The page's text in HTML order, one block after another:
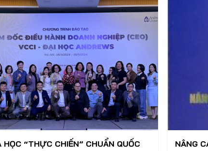
HỌC “THỰC CHIẾN” CHUẨN QUỐC
NÂNG